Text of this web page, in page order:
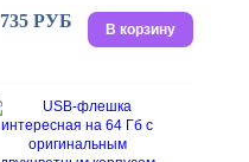
ВСТАВКАМИ,
СЪЕМНЫЙ МИНИ-ЧИП,
16GB, D1,3 Х 14 СМ.
ЛОГОТИПА.
735 РУБ В корзину